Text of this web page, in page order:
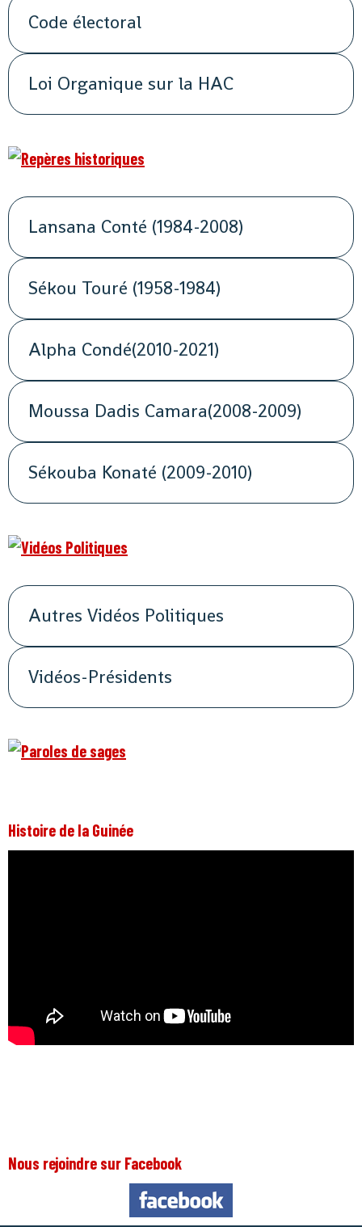
Code électoral
Loi Organique sur la HAC
Lansana Conté (1984-2008)
Sékou Touré (1958-1984)
Alpha Condé(2010-2021)
Moussa Dadis Camara(2008-2009)
Sékouba Konaté (2009-2010)
Autres Vidéos Politiques
Vidéos-Présidents
Histoire de la Guinée
Nous rejoindre sur Facebook